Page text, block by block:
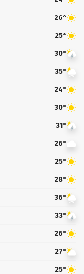
26°
25°
30°
35°
24°
30°
31°
26°
25°
28°
36°
33°
26°
27°
25°